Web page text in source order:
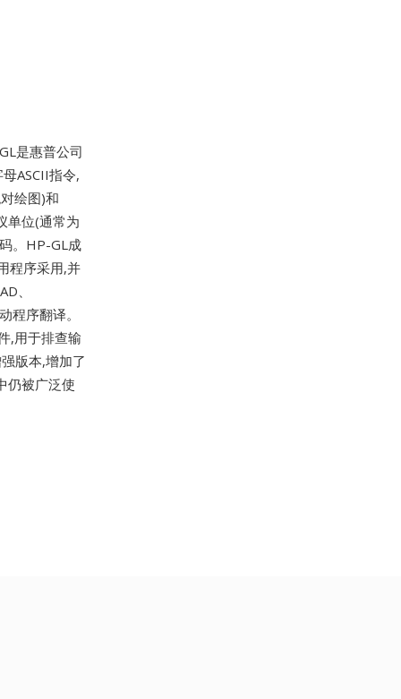
是惠普公司
ASCII指令,
绘图)和
单位(通常为
。HP-GL成
程序采用,并
、
程序翻译。
,用于排查输
版本,增加了
仍被广泛使